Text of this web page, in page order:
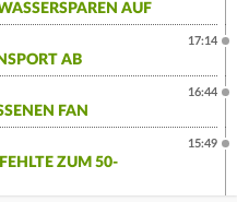
AUF
AB
17:14
FAN
16:44
ZUM 50-
15:49